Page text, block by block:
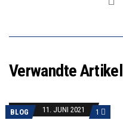
Verwandte Artikel
BLOG 11. JUNI 2021 1